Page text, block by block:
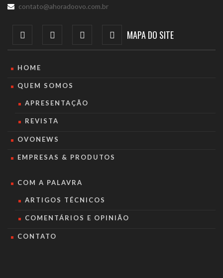
contato@ahoradoovo.com.br
MAPA DO SITE
HOME
QUEM SOMOS
APRESENTAÇÃO
REVISTA
OVONEWS
EMPRESAS & PRODUTOS
COM A PALAVRA
ARTIGOS TÉCNICOS
COMENTÁRIOS E OPINIÃO
CONTATO